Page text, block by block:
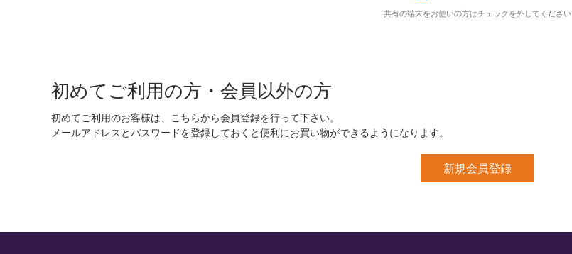
共有の端末をお使いの方はチェックを外してください
初めてご利用の方・会員以外の方
初めてご利用のお客様は、こちらから会員登録を行って下さい。
メールアドレスとパスワードを登録しておくと便利にお買い物ができるようになります。